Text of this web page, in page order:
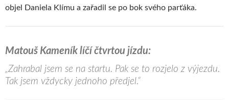
objel Daniela Klímu a zařadil se po bok svého parťáka.
Matouš Kameník líčí čtvrtou jízdu:
„Zahrabal jsem se na startu. Pak se to rozjelo z výjezdu.
Tak jsem vždycky jednoho předjel.“